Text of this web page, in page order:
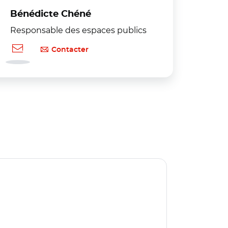
Bénédicte Chéné
Responsable des espaces publics
Contacter